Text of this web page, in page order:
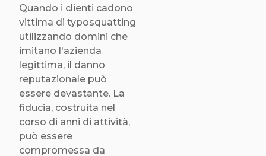
Quando i clienti cadono
vittima di typosquatting
utilizzando domini che
imitano l'azienda
legittima, il danno
reputazionale può
essere devastante. La
fiducia, costruita nel
corso di anni di attività,
può essere
compromessa da